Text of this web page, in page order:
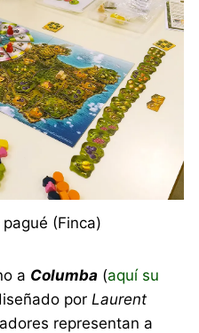
(Finca)
a Columba (aquí su
porLaurent
representan a